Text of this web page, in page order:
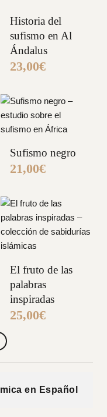
Historia del
sufismo en Al
Ándalus
23,00€
Sufismo negro
21,00€
El fruto de las
palabras
inspiradas
25,00€
en Español